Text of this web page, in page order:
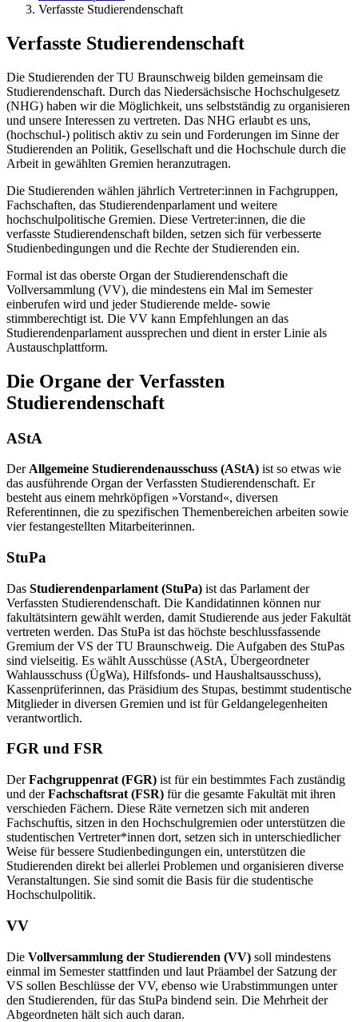
Verfasste Studierendenschaft
Verfasste Studierendenschaft
Die Studierenden der TU Braunschweig bilden gemeinsam die
Studierendenschaft. Durch das Niedersächsische Hochschulgesetz
(NHG) haben wir die Möglichkeit, uns selbstständig zu organisieren
und unsere Interessen zu vertreten. Das NHG erlaubt es uns,
(hochschul-) politisch aktiv zu sein und Forderungen im Sinne der
Studierenden an Politik, Gesellschaft und die Hochschule durch die
Arbeit in gewählten Gremien heranzutragen.
Die Studierenden wählen jährlich Vertreter:innen in Fachgruppen,
Fachschaften, das Studierendenparlament und weitere
hochschulpolitische Gremien. Diese Vertreter:innen, die die
verfasste Studierendenschaft bilden, setzen sich für verbesserte
Studienbedingungen und die Rechte der Studierenden ein.
Formal ist das oberste Organ der Studierendenschaft die
Vollversammlung (VV), die mindestens ein Mal im Semester
einberufen wird und jeder Studierende melde- sowie
stimmberechtigt ist. Die VV kann Empfehlungen an das
Studierendenparlament aussprechen und dient in erster Linie als
Austauschplattform.
Die Organe der Verfassten
Studierendenschaft
AStA
Der Allgemeine Studierendenausschuss (AStA) ist so etwas wie
das ausführende Organ der Verfassten Studierendenschaft. Er
besteht aus einem mehrköpfigen »Vorstand«, diversen
Referentinnen, die zu spezifischen Themenbereichen arbeiten sowie
vier festangestellten Mitarbeiterinnen.
StuPa
Das Studierendenparlament (StuPa) ist das Parlament der
Verfassten Studierendenschaft. Die Kandidatinnen können nur
fakultätsintern gewählt werden, damit Studierende aus jeder Fakultät
vertreten werden. Das StuPa ist das höchste beschlussfassende
Gremium der VS der TU Braunschweig. Die Aufgaben des StuPas
sind vielseitig. Es wählt Ausschüsse (AStA, Übergeordneter
Wahlausschuss (ÜgWa), Hilfsfonds- und Haushaltsausschuss),
Kassenprüferinnen, das Präsidium des Stupas, bestimmt studentische
Mitglieder in diversen Gremien und ist für Geldangelegenheiten
verantwortlich.
FGR und FSR
DerFachgruppenrat (FGR) ist für ein bestimmtes Fach zuständig
und derFachschaftsrat (FSR) für die gesamte Fakultät mit ihren
verschieden Fächern. Diese Räte vernetzen sich mit anderen
Fachschuftis, sitzen in den Hochschulgremien oder unterstützen die
studentischen Vertreter*innen dort, setzen sich in unterschiedlicher
Weise für bessere Studienbedingungen ein, unterstützen die
Studierenden direkt bei allerlei Problemen und organisieren diverse
Veranstaltungen. Sie sind somit die Basis für die studentische
Hochschulpolitik.
VV
Die Vollversammlung der Studierenden (VV) soll mindestens
einmal im Semester stattfinden und laut Präambel der Satzung der
VS sollen Beschlüsse der VV, ebenso wie Urabstimmungen unter
den Studierenden, für das StuPa bindend sein. Die Mehrheit der
Abgeordneten hält sich auch daran.